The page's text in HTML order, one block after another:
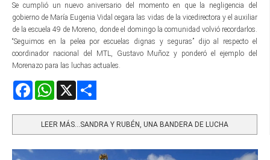
Se cumplió un nuevo aniversario del momento en que la negligencia del
gobierno de María Eugenia Vidal cegara las vidas de la vicedirectora y el auxiliar
de la escuela 49 de Moreno, donde el domingo la comunidad volvió recordarlos.
“Seguimos en la pelea por escuelas dignas y seguras” dijo al respecto el
coordinador nacional del MTL, Gustavo Muñoz y ponderó el ejemplo del
Morenazo para las luchas actuales.
FacebookWhatsApp
LEER MÁS…SANDRA Y RUBÉN, UNA BANDERA DE LUCHA